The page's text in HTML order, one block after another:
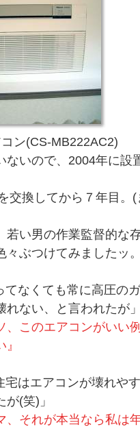
ン(CS-MB222AC2)
ないので、2004年に設
交換してから７年目
若い男の作業監督的な
々ぶつけてみましたッ
てなくても常に高圧の
れない、と言われたが
、このエアコンがいい
宅はエアコンが壊れや
(笑)」
、それが本当なら私は